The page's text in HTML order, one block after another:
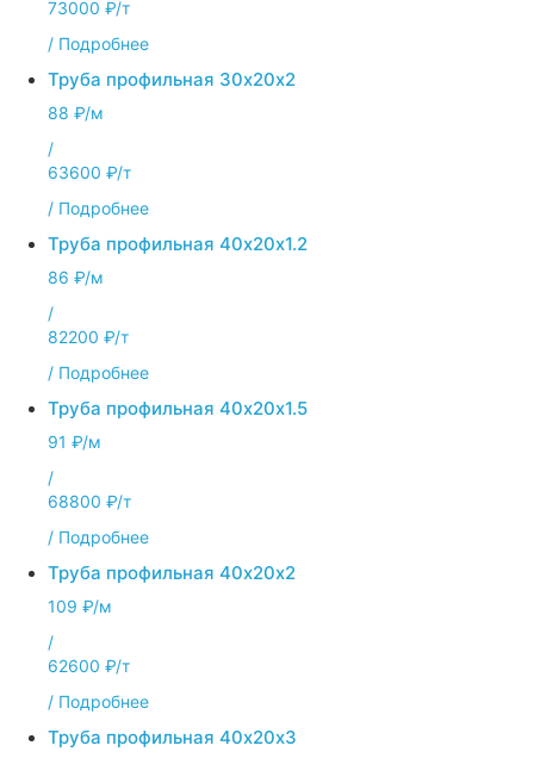
73000 ₽/т
/ Подробнее
Труба профильная 30х20х2
88 ₽/м
/
63600 ₽/т
/ Подробнее
Труба профильная 40х20х1.2
86 ₽/м
/
82200 ₽/т
/ Подробнее
Труба профильная 40х20х1.5
91 ₽/м
/
68800 ₽/т
/ Подробнее
Труба профильная 40х20х2
109 ₽/м
/
62600 ₽/т
/ Подробнее
Труба профильная 40х20х3